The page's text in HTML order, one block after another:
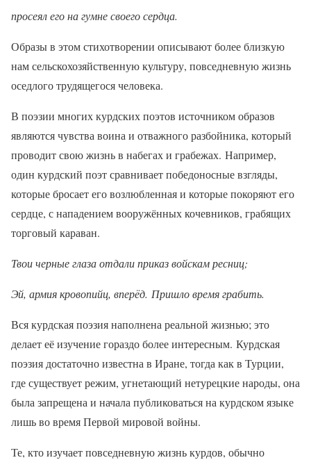
просеял его на гумне своего сердца.
Образы в этом стихотворении описывают более близкую
нам сельскохозяйственную культуру, повседневную жизнь
оседлого трудящегося человека.
В поэзии многих курдских поэтов источником образов
являются чувства воина и отважного разбойника, который
проводит свою жизнь в набегах и грабежах. Например,
один курдский поэт сравнивает победоносные взгляды,
которые бросает его возлюбленная и которые покоряют его
сердце, с нападением вооружённых кочевников, грабящих
торговый караван.
Твои черные глаза отдали приказ войскам ресниц;
Эй, армия кровопийц, вперёд. Пришло время грабить.
Вся курдская поэзия наполнена реальной жизнью; это
делает её изучение гораздо более интересным. Курдская
поэзия достаточно известна в Иране, тогда как в Турции,
где существует режим, угнетающий нетурецкие народы, она
была запрещена и начала публиковаться на курдском языке
лишь во время Первой мировой войны.
Те, кто изучает повседневную жизнь курдов, обычно